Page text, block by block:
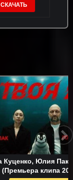
СКАЧАТЬ
4:01
я